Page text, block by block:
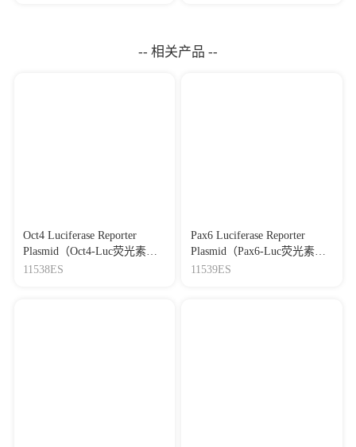
-- 相关产品 --
Oct4 Luciferase Reporter
Plasmid（Oct4-Luc荧光素酶
报告基因质粒）
11538ES
Pax6 Luciferase Reporter
Plasmid（Pax6-Luc荧光素酶
报告基因质粒）
11539ES